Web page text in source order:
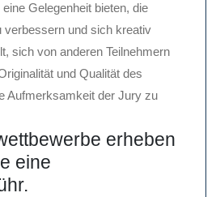
Gelegenheit bieten, die
verbessern und sich kreativ
sich von anderen Teilnehmern
und Qualität des
Aufmerksamkeit der Jury zu
erheben
eine